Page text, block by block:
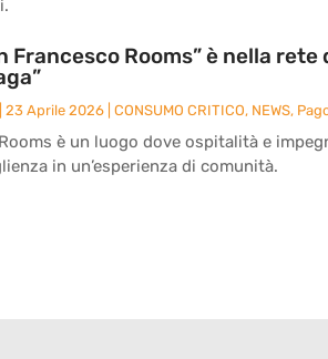
Francesco Rooms” è nella
23 Aprile 2026 CONSUMO CRITICO, NEWS,
è un luogo dove ospitalità e
in un’esperienza di comunità.